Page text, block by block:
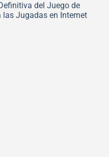
del Juego de
las Jugadas en Internet